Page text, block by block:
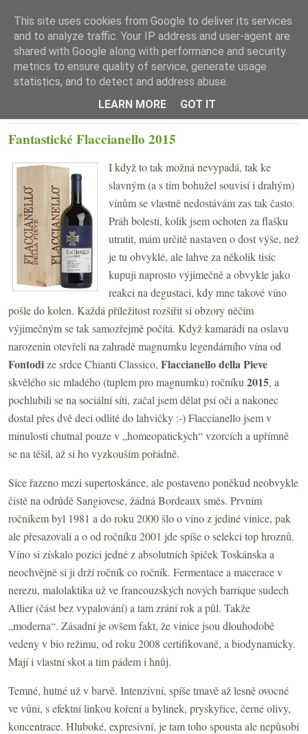
☰ Menu
Fantastické Flaccianello 2015
I když to tak možná nevypadá, tak ke
slavným (a s tím bohužel souvisí i drahým)
vínům se vlastně nedostávám zas tak často.
Práh bolesti, kolik jsem ochoten za flašku
utratit, mám určitě nastaven o dost výše, než
je tu obvyklé, ale lahve za několik tisíc
kupuji naprosto výjimečně a obvykle jako
reakci na degustaci, kdy mne takové víno
pošle do kolen. Každá příležitost rozšířit si obzory něčím
výjimečným se tak samozřejmě počítá. Když kamarádi na oslavu
narozenin otevřeli na zahradě magnumku legendárního vína od
Fontodize srdce Chianti Classico, Flaccianello della Pieve
skvělého sic mladého (tuplem pro magnumku) ročníku 2015, a
pochlubili se na sociální síti, začal jsem dělat psí oči a nakonec
dostal přes dvě deci odlité do lahvičky :-) Flaccianello jsem v
minulosti chutnal pouze v „homeopatických“ vzorcích a upřímně
se na těšil, až si ho vyzkouším pořádně.
Sice řazeno mezi supertoskánce, ale postaveno poněkud neobvykle
čistě na odrůdě Sangiovese, žádná Bordeaux směs. Prvním
ročníkem byl 1981 a do roku 2000 šlo o víno z jediné vinice, pak
ale přesazovali a o od ročníku 2001 jde spíše o selekci top hroznů.
Víno si získalo pozici jedné z absolutních špiček Toskánska a
neochvějně si ji drží ročník co ročník. Fermentace a macerace v
nerezu, malolaktika už ve francouzských nových barrique sudech
Allier (část bez vypalování) a tam zrání rok a půl. Takže
„moderna“. Zásadní je ovšem fakt, že vinice jsou dlouhodobě
vedeny v bio režimu, od roku 2008 certifikovaně, a biodynamicky.
Mají i vlastní skot a tím pádem i hnůj.
Temné, hutné už v barvě. Intenzivní, spíše tmavě až lesně ovocné
ve vůni, s efektní linkou koření a bylinek, pryskyřice, černé olivy,
koncentrace. Hluboké, expresivní, je tam toho spousta ale nepůsobí
This site uses cookies from Google to deliver its services
and to analyze traffic. Your IP address and user-agent are
shared with Google along with performance and security
metrics to ensure quality of service, generate usage
statistics, and to detect and address abuse.
LEARN MORE
GOT IT